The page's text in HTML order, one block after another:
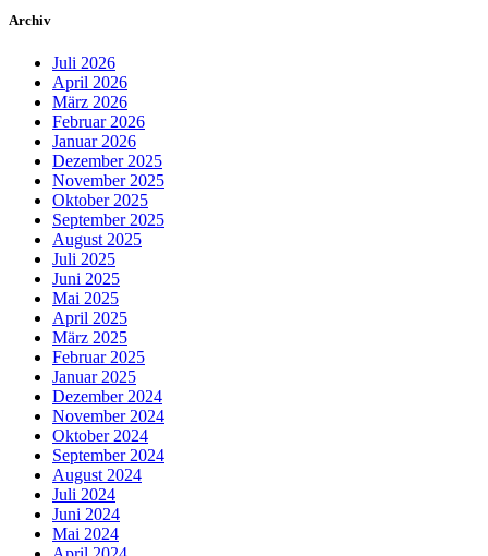
Archiv
Juli 2026
April 2026
März 2026
Februar 2026
Januar 2026
Dezember 2025
November 2025
Oktober 2025
September 2025
August 2025
Juli 2025
Juni 2025
Mai 2025
April 2025
März 2025
Februar 2025
Januar 2025
Dezember 2024
November 2024
Oktober 2024
September 2024
August 2024
Juli 2024
Juni 2024
Mai 2024